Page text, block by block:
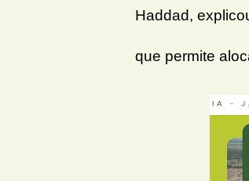
Haddad,
que permite